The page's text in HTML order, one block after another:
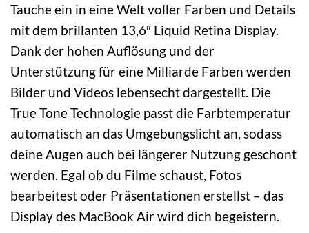
Tauche ein in eine Welt voller Farben und Details
mit dem brillanten 13,6″ Liquid Retina Display.
Dank der hohen Auflösung und der
Unterstützung für eine Milliarde Farben werden
Bilder und Videos lebensecht dargestellt. Die
True Tone Technologie passt die Farbtemperatur
automatisch an das Umgebungslicht an, sodass
deine Augen auch bei längerer Nutzung geschont
werden. Egal ob du Filme schaust, Fotos
bearbeitest oder Präsentationen erstellst – das
Display des MacBook Air wird dich begeistern.